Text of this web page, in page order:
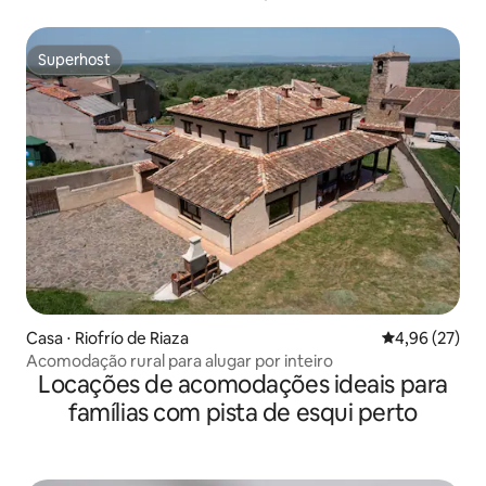
Superhost
Superhost
Casa ⋅ Riofrío de Riaza 4,96 de uma
4,96 (27)
Acomodação rural para alugar por inteiro
Locações de acomodações ideais para
famílias com pista de esqui perto